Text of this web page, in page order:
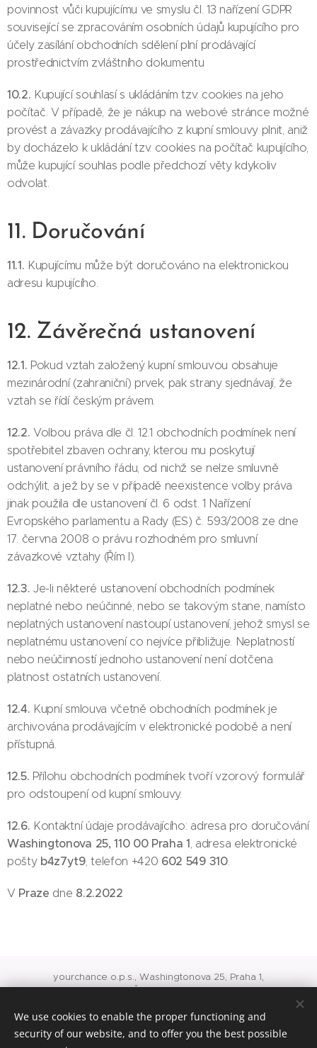
povinnost vůči kupujícímu ve smyslu čl. 13 nařízení GDPR
související se zpracováním osobních údajů kupujícího pro
účely zasílání obchodních sdělení plní prodávající
prostřednictvím zvláštního dokumentu
10.2. Kupující souhlasí s ukládáním tzv. cookies na jeho
počítač. V případě, že je nákup na webové stránce možné
provést a závazky prodávajícího z kupní smlouvy plnit, aniž
by docházelo k ukládání tzv. cookies na počítač kupujícího,
může kupující souhlas podle předchozí věty kdykoliv
odvolat.
11. Doručování
11.1. Kupujícímu může být doručováno na elektronickou
adresu kupujícího.
12. Závěrečná ustanovení
12.1. Pokud vztah založený kupní smlouvou obsahuje
mezinárodní (zahraniční) prvek, pak strany sjednávají, že
vztah se řídí českým právem.
12.2.Volbou práva dle čl. 12.1 obchodních podmínek není
spotřebitel zbaven ochrany, kterou mu poskytují
ustanovení právního řádu, od nichž se nelze smluvně
odchýlit, a jež by se v případě neexistence volby práva
jinak použila dle ustanovení čl. 6 odst. 1 Nařízení
Evropského parlamentu a Rady (ES) č. 593/2008 ze dne
17. června 2008 o právu rozhodném pro smluvní
závazkové vztahy (Řím I).
12.3.Je-li některé ustanovení obchodních podmínek
neplatné nebo neúčinné, nebo se takovým stane, namísto
neplatných ustanovení nastoupí ustanovení, jehož smysl se
neplatnému ustanovení co nejvíce přibližuje. Neplatností
nebo neúčinností jednoho ustanovení není dotčena
platnost ostatních ustanovení.
12.4. Kupní smlouva včetně obchodních podmínek je
archivována prodávajícím v elektronické podobě a není
přístupná.
12.5. Přílohu obchodních podmínek tvoří vzorový formulář
pro odstoupení od kupní smlouvy.
12.6. Kontaktní údaje prodávajícího: adresa pro doručování
Washingtonova 25, 110 00 Praha 1, adresa elektronické
pošty b4z7yt9, telefon +420 602 549 310.
V Praze dne 8.2.2022
yourchance o.p.s., Washingtonova 25, Praha 1,
IČ: 24717975
office@yourchance.cz
konto veřejné sbírky 8418245001/5500
We use cookies to enable the proper functioning and
security of our website, and to offer you the best possible